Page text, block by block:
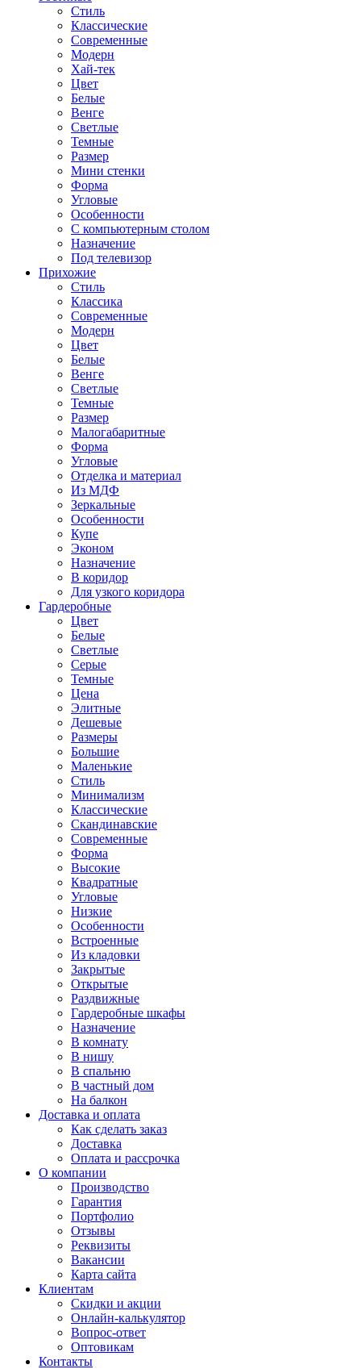
Стиль
Классические
Современные
Модерн
Хай-тек
Цвет
Белые
Венге
Светлые
Темные
Размер
Мини стенки
Форма
Угловые
Особенности
С компьютерным столом
Назначение
Под телевизор
Прихожие
Стиль
Классика
Современные
Модерн
Цвет
Белые
Венге
Светлые
Темные
Размер
Малогабаритные
Форма
Угловые
Отделка и материал
Из МДФ
Зеркальные
Особенности
Купе
Эконом
Назначение
В коридор
Для узкого коридора
Гардеробные
Цвет
Белые
Светлые
Серые
Темные
Цена
Элитные
Дешевые
Размеры
Большие
Маленькие
Стиль
Минимализм
Классические
Скандинавские
Современные
Форма
Высокие
Квадратные
Угловые
Низкие
Особенности
Встроенные
Из кладовки
Закрытые
Открытые
Раздвижные
Гардеробные шкафы
Назначение
В комнату
В нишу
В спальню
В частный дом
На балкон
Доставка и оплата
Как сделать заказ
Доставка
Оплата и рассрочка
О компании
Производство
Гарантия
Портфолио
Отзывы
Реквизиты
Вакансии
Карта сайта
Клиентам
Скидки и акции
Онлайн-калькулятор
Вопрос-ответ
Оптовикам
Контакты